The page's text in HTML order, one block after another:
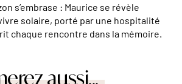
s’embrase : Maurice se révèle
solaire, porté par une hospitalité
chaque rencontre dans la mémoire.
aussi...